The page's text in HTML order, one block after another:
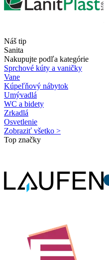
Náš tip
Sanita
Nakupujte podľa kategórie
Sprchové kúty a vaničky
Vane
Kúpeľňový nábytok
Umývadlá
WC a bidety
Zrkadlá
Osvetlenie
Zobraziť všetko >
Top značky